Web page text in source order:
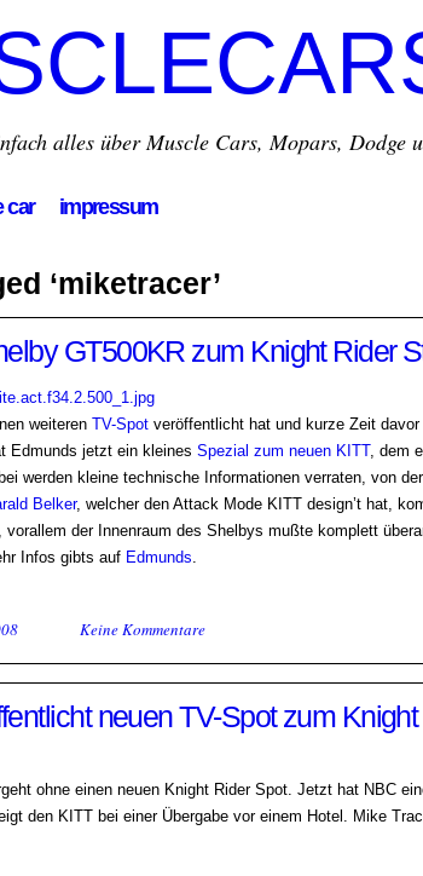
alles über Muscle Cars, Mopars, Dodge
car impressum
‘miketracer’
GT500KR zum Knight Rider
weiteren TV-Spot veröffentlicht hat und kurze Zeit
Edmunds jetzt ein kleines Spezial zum neuen KITT, dem
werden kleine technische Informationen verraten, von
Belker, welcher den Attack Mode KITT design’t hat,
vorallem der Innenraum des Shelbys mußte komplett
Infos gibts auf Edmunds.
Keine Kommentare
neuen TV-Spot zum
ohne einen neuen Knight Rider Spot. Jetzt hat NBC
den KITT bei einer Übergabe vor einem Hotel. Mike